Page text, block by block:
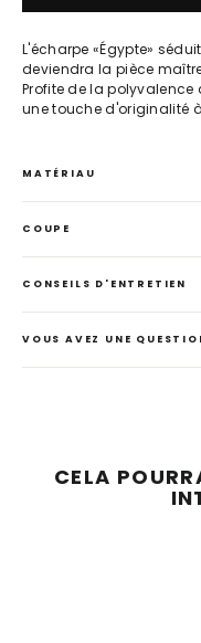
L'écharpe «Égypte»
deviendra la pièce
Profite de la
une touche d'originalité
MATÉRIAU
COUPE
CONSEILS D'ENTRETIEN
VOUS AVEZ UNE
CELA